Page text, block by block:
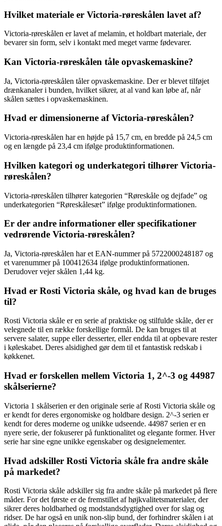
Hvilket materiale er Victoria-røreskålen lavet af?
Victoria-røreskålen er lavet af melamin, et holdbart materiale, der
bevarer sin form, selv i kontakt med meget varme fødevarer.
Kan Victoria-røreskålen tåle opvaskemaskine?
Ja, Victoria-røreskålen tåler opvaskemaskine. Der er blevet tilføjet
drænkanaler i bunden, hvilket sikrer, at al vand kan løbe af, når
skålen sættes i opvaskemaskinen.
Hvad er dimensionerne af Victoria-røreskålen?
Victoria-røreskålen har en højde på 15,7 cm, en bredde på 24,5 cm
og en længde på 23,4 cm ifølge produktinformationen.
Hvilken kategori og underkategori tilhører Victoria-
røreskålen?
Victoria-røreskålen tilhører kategorien “Røreskåle og dejfade” og
underkategorien “Røreskålesæt” ifølge produktinformationen.
Er der andre informationer eller specifikationer
vedrørende Victoria-røreskålen?
Ja, Victoria-røreskålen har et EAN-nummer på 5722000248187 og
et varenummer på 100412634 ifølge produktinformationen.
Derudover vejer skålen 1,44 kg.
Hvad er Rosti Victoria skåle, og hvad kan de bruges
til?
Rosti Victoria skåle er en serie af praktiske og stilfulde skåle, der er
velegnede til en række forskellige formål. De kan bruges til at
servere salater, suppe eller desserter, eller endda til at opbevare rester
i køleskabet. Deres alsidighed gør dem til et fantastisk redskab i
køkkenet.
Hvad er forskellen mellem Victoria 1, 2^-3 og 44987
skålserierne?
Victoria 1 skålserien er den originale serie af Rosti Victoria skåle og
er kendt for deres ergonomiske og holdbare design. 2^-3 serien er
kendt for deres moderne og unikke udseende. 44987 serien er en
nyere serie, der fokuserer på funktionalitet og elegante former. Hver
serie har sine egne unikke egenskaber og designelementer.
Hvad adskiller Rosti Victoria skåle fra andre skåle
på markedet?
Rosti Victoria skåle adskiller sig fra andre skåle på markedet på flere
måder. For det første er de fremstillet af højkvalitetsmaterialer, der
sikrer deres holdbarhed og modstandsdygtighed over for slag og
ridser. De har også en unik non-slip bund, der forhindrer skålen i at